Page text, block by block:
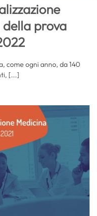
prova
come ogni anno, da 140
[...]